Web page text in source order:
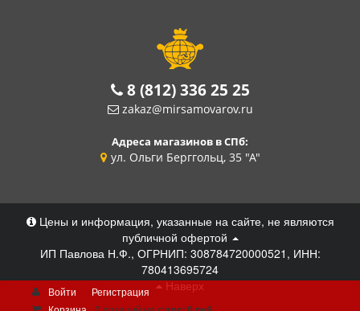
8 (812) 336 25 25
zakaz@mirsamovarov.ru
Адреса магазинов в СПб:
ул. Ольги Берггольц, 35 "А"
Цены и информация, указанные на сайте, не являются
публичной офертой
ИП Павлова Н.Ф., ОГРНИП: 308784720000521, ИНН:
780413695724
Наверх
Войти
Регистрация